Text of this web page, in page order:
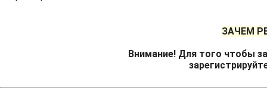
ЗАЧЕМ
Внимание! Для того чтобы